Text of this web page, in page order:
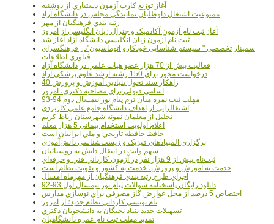
آغاز توزيع کارت آزمون دستياري از دوشنبه
ممنوعيت اشتغال داوطلبان نمايندگي مجلس در دانشگاه آزاد
رتبه بندي فرهنگيان از مهر
آغاز ثبت نام آزمون آکادميک و جنرال زبان انگليسي از امروز
ثبت نام آزمون زبان انگليسي دانشگاه آزاد آغاز شد
سمينار تخصصي " سيستم شناسايي خودکارو اتوماسيون"در فرهنگسراي
فناوري اطلاعات
فعاليت بيش از 70 هزار عضو هيات علمي در دانشگاه آزاد
درخواست مجوز براي 150 رشته ارشد علوم پزشکي آزاد
40 راهکار سند تحول بنيادين آموزش و پرورش
اسامي قبولي براي مصاحبه دکتري، امروز
مهلت ثبت نمره میان ترم پیام نور نیمسال دوم 94-93
اشتغالزايي از اهداف دانشگاه جامع علمي کاربردي
تجليل از معلمان نمونه شهرستان رباط کريم
اعلام اولويت استخدام پيماني 5 هزار معلم
حافظ حافظه تاريخي و ملي ايرانيان است
برگزاري المپيادهاي فيزيک و زيست‌شناسي دانش‌آموزي
سهم وانت در انتقال دانش به روستائيان
ثبت‌نام بيش از 9 هزار نفر در آزمون کارداني فني و حرفه‌اي
خدمت به آموزش و پرورش، خدمت به کشور و تقويت نظام است
اجراي طرح رتبه بندي فرهنگيان از مهرماه امسال
دانلود رایگان پاسخنامه سوالات پیام نور نیمسال اول 93-92
اختصاص 5 درصد از محل عوارض گاز مصرفي براي نوسازي مدارس
نام نويسي کارداني نظام جديد؛ از امروز
تسهيلات جديد بنياد نخبگان به دانشجويان دکتري
تمديد مهلت ثبت نام عمره دانشگاهيان